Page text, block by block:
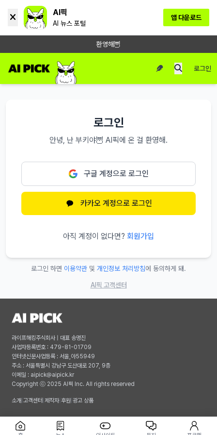
AI픽
AI 뉴스 포털
앱 다운로드
환영해🦉
로그인
로그인
안녕, 난 부키야🦉 AI픽에 온 걸 환영해.
구글 계정으로 로그인
카카오 계정으로 로그인
아직 계정이 없다면? 회원가입
로그인 하면 이용약관 및 개인정보 처리방침에 동의하게 돼.
AI픽 고객센터
라이프해킹주식회사 | 대표 송명진
사업자등록번호 : 479-81-01709
인터넷신문사업등록 : 서울,아55949
주소 : 서울특별시 강남구 도산대로 207, 9층
이메일 : aipick@aipick.kr
Copyright ⓒ 2025 AI픽 Inc. All rights reserved
소개 고객센터 제작자| 후원 광고 상품